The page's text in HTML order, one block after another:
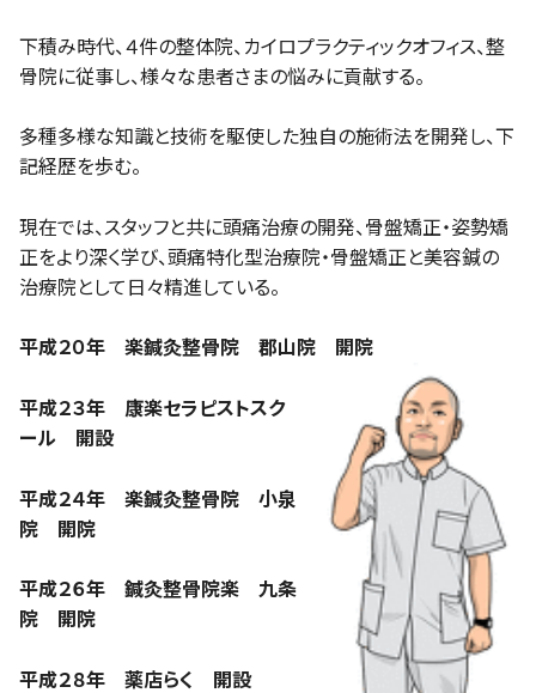
下積み時代、４件の整体院、カイロプラクティックオフィス、整
骨院に従事し、様々な患者さまの悩みに貢献する。
多種多様な知識と技術を駆使した独自の施術法を開発し、下
記経歴を歩む。
現在では、スタッフと共に頭痛治療の開発、骨盤矯正・姿勢矯
正をより深く学び、頭痛特化型治療院・骨盤矯正と美容鍼の
治療院として日々精進している。
平成２０年 楽鍼灸整骨院 郡山院 開院
平成２３年 康楽セラピストスク
ール 開設
平成２４年 楽鍼灸整骨院 小泉
院 開院
平成２６年 鍼灸整骨院楽 九条
院 開院
平成２８年 薬店らく 開設